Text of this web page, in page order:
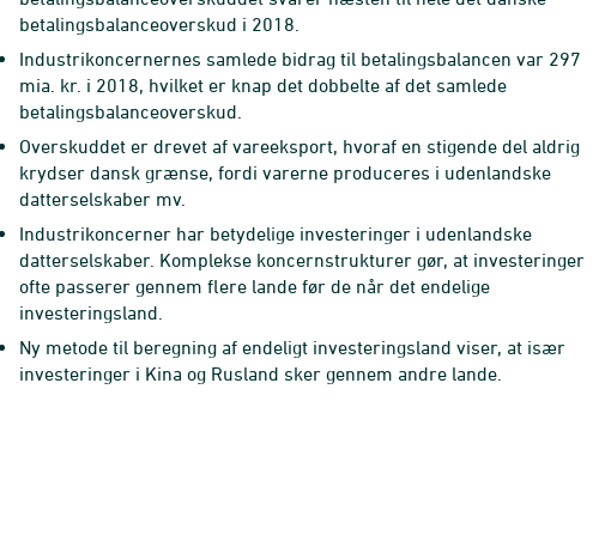
betalingsbalanceoverskud i 2018.
Industrikoncernernes samlede bidrag til betalingsbalancen var 297
mia. kr. i 2018, hvilket er knap det dobbelte af det samlede
betalingsbalanceoverskud.
Overskuddet er drevet af vareeksport, hvoraf en stigende del aldrig
krydser dansk grænse, fordi varerne produceres i udenlandske
datterselskaber mv.
Industrikoncerner har betydelige investeringer i udenlandske
datterselskaber. Komplekse koncernstrukturer gør, at investeringer
ofte passerer gennem flere lande før de når det en­delige
investeringsland.
Ny metode til beregning af endeligt investeringsland viser, at især
investeringer i Kina og Rusland sker gennem andre lande.